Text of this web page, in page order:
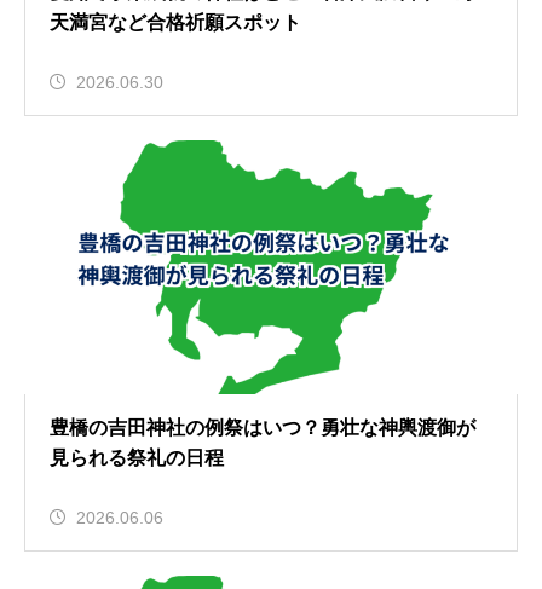
天満宮など合格祈願スポット
2026.06.30
豊橋の吉田神社の例祭はいつ？勇壮な神輿渡御が
見られる祭礼の日程
2026.06.06